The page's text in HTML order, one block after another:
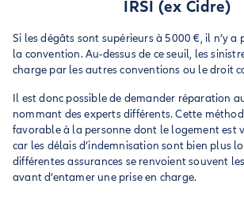
IRSI (ex Cidre)
Si les dégâts sont supérieurs à 5000 €, il n’y a
la convention. Au-dessus de ce seuil, les
charge par les autres conventions ou le droit
Il est donc possible de demander réparation
nommant des experts différents. Cette
favorable à la personne dont le logement est
car les délais d’indemnisation sont bien plus
différentes assurances se renvoient souvent
avant d’entamer une prise en charge.